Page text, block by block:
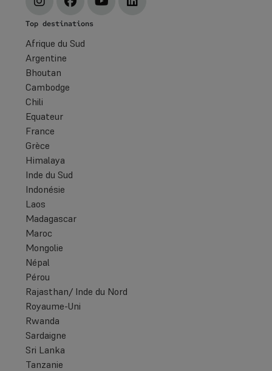
Top destinations
Afrique du Sud
Argentine
Bhoutan
Cambodge
Chili
Equateur
France
Grèce
Himalaya
Inde du Sud
Indonésie
Laos
Madagascar
Maroc
Mongolie
Népal
Pérou
Rajasthan/ Inde du Nord
Royaume-Uni
Rwanda
Sardaigne
Sri Lanka
Tanzanie